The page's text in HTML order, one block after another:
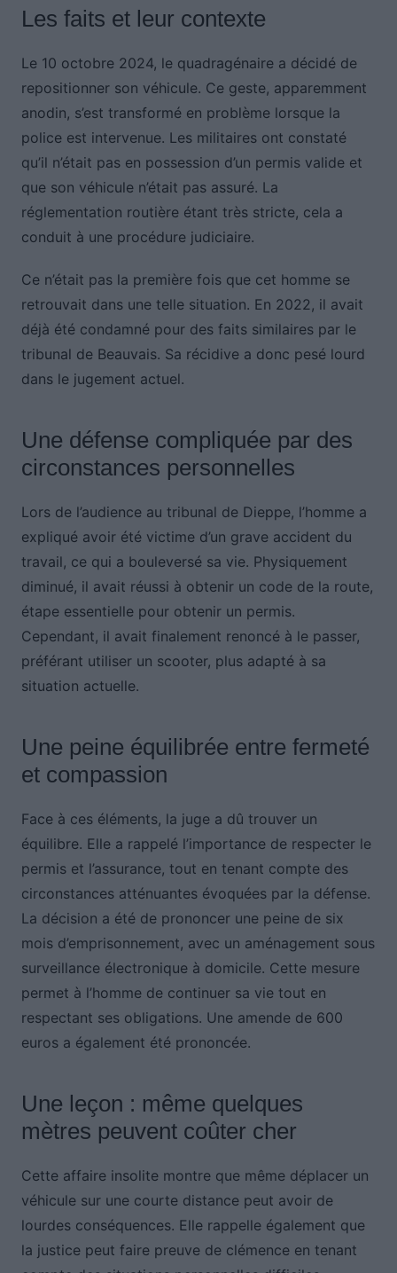
Les faits et leur contexte
Le 10 octobre 2024, le quadragénaire a décidé de
repositionner son véhicule. Ce geste, apparemment
anodin, s’est transformé en problème lorsque la
police est intervenue. Les militaires ont constaté
qu’il n’était pas en possession d’un permis valide et
que son véhicule n’était pas assuré. La
réglementation routière étant très stricte, cela a
conduit à une procédure judiciaire.
Ce n’était pas la première fois que cet homme se
retrouvait dans une telle situation. En 2022, il avait
déjà été condamné pour des faits similaires par le
tribunal de Beauvais. Sa récidive a donc pesé lourd
dans le jugement actuel.
Une défense compliquée par des
circonstances personnelles
Lors de l’audience au tribunal de Dieppe, l’homme a
expliqué avoir été victime d’un grave accident du
travail, ce qui a bouleversé sa vie. Physiquement
diminué, il avait réussi à obtenir un code de la route,
étape essentielle pour obtenir un permis.
Cependant, il avait finalement renoncé à le passer,
préférant utiliser un scooter, plus adapté à sa
situation actuelle.
Une peine équilibrée entre fermeté
et compassion
Face à ces éléments, la juge a dû trouver un
équilibre. Elle a rappelé l’importance de respecter le
permis et l’assurance, tout en tenant compte des
circonstances atténuantes évoquées par la défense.
La décision a été de prononcer une peine de six
mois d’emprisonnement, avec un aménagement sous
surveillance électronique à domicile. Cette mesure
permet à l’homme de continuer sa vie tout en
respectant ses obligations. Une amende de 600
euros a également été prononcée.
Une leçon : même quelques
mètres peuvent coûter cher
Cette affaire insolite montre que même déplacer un
véhicule sur une courte distance peut avoir de
lourdes conséquences. Elle rappelle également que
la justice peut faire preuve de clémence en tenant